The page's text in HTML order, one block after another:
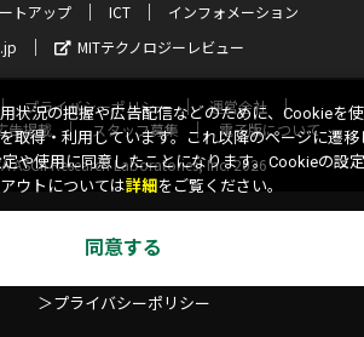
トアップ ICT
インフォメーション
MITテクノロジーレビュー
プライバシーポリシー
運営会社
告掲載 スタッフ募集
電子版について
ASCII Research Laboratories, Inc. 2026
状況の把握や広告配信などのために、Cookieを
取得・利用しています。これ以降のページに遷移
や使用に同意したことになります。Cookieの設
ウトについては詳細 をご覧ください。
同意する
＞プライバシーポリシー